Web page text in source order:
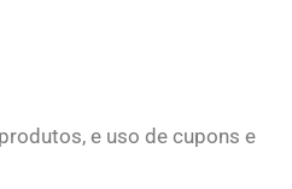
e uso de cupons e